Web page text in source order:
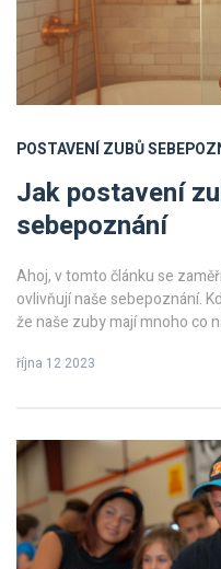
POSTAVENÍ ZUBŮ
Jak postavení
sebepoznání
Ahoj, v tomto článku se
ovlivňují naše sebepoznání.
že naše zuby mají mnoho co
přečtěte si náš článek a
října 12 2023